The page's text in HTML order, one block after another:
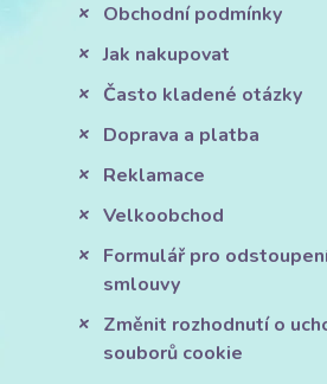
Obchodní podmínky
Jak nakupovat
Často kladené otázky
Doprava a platba
Reklamace
Velkoobchod
Formulář pro
smlouvy
Změnit rozhodnutí o
souborů cookie